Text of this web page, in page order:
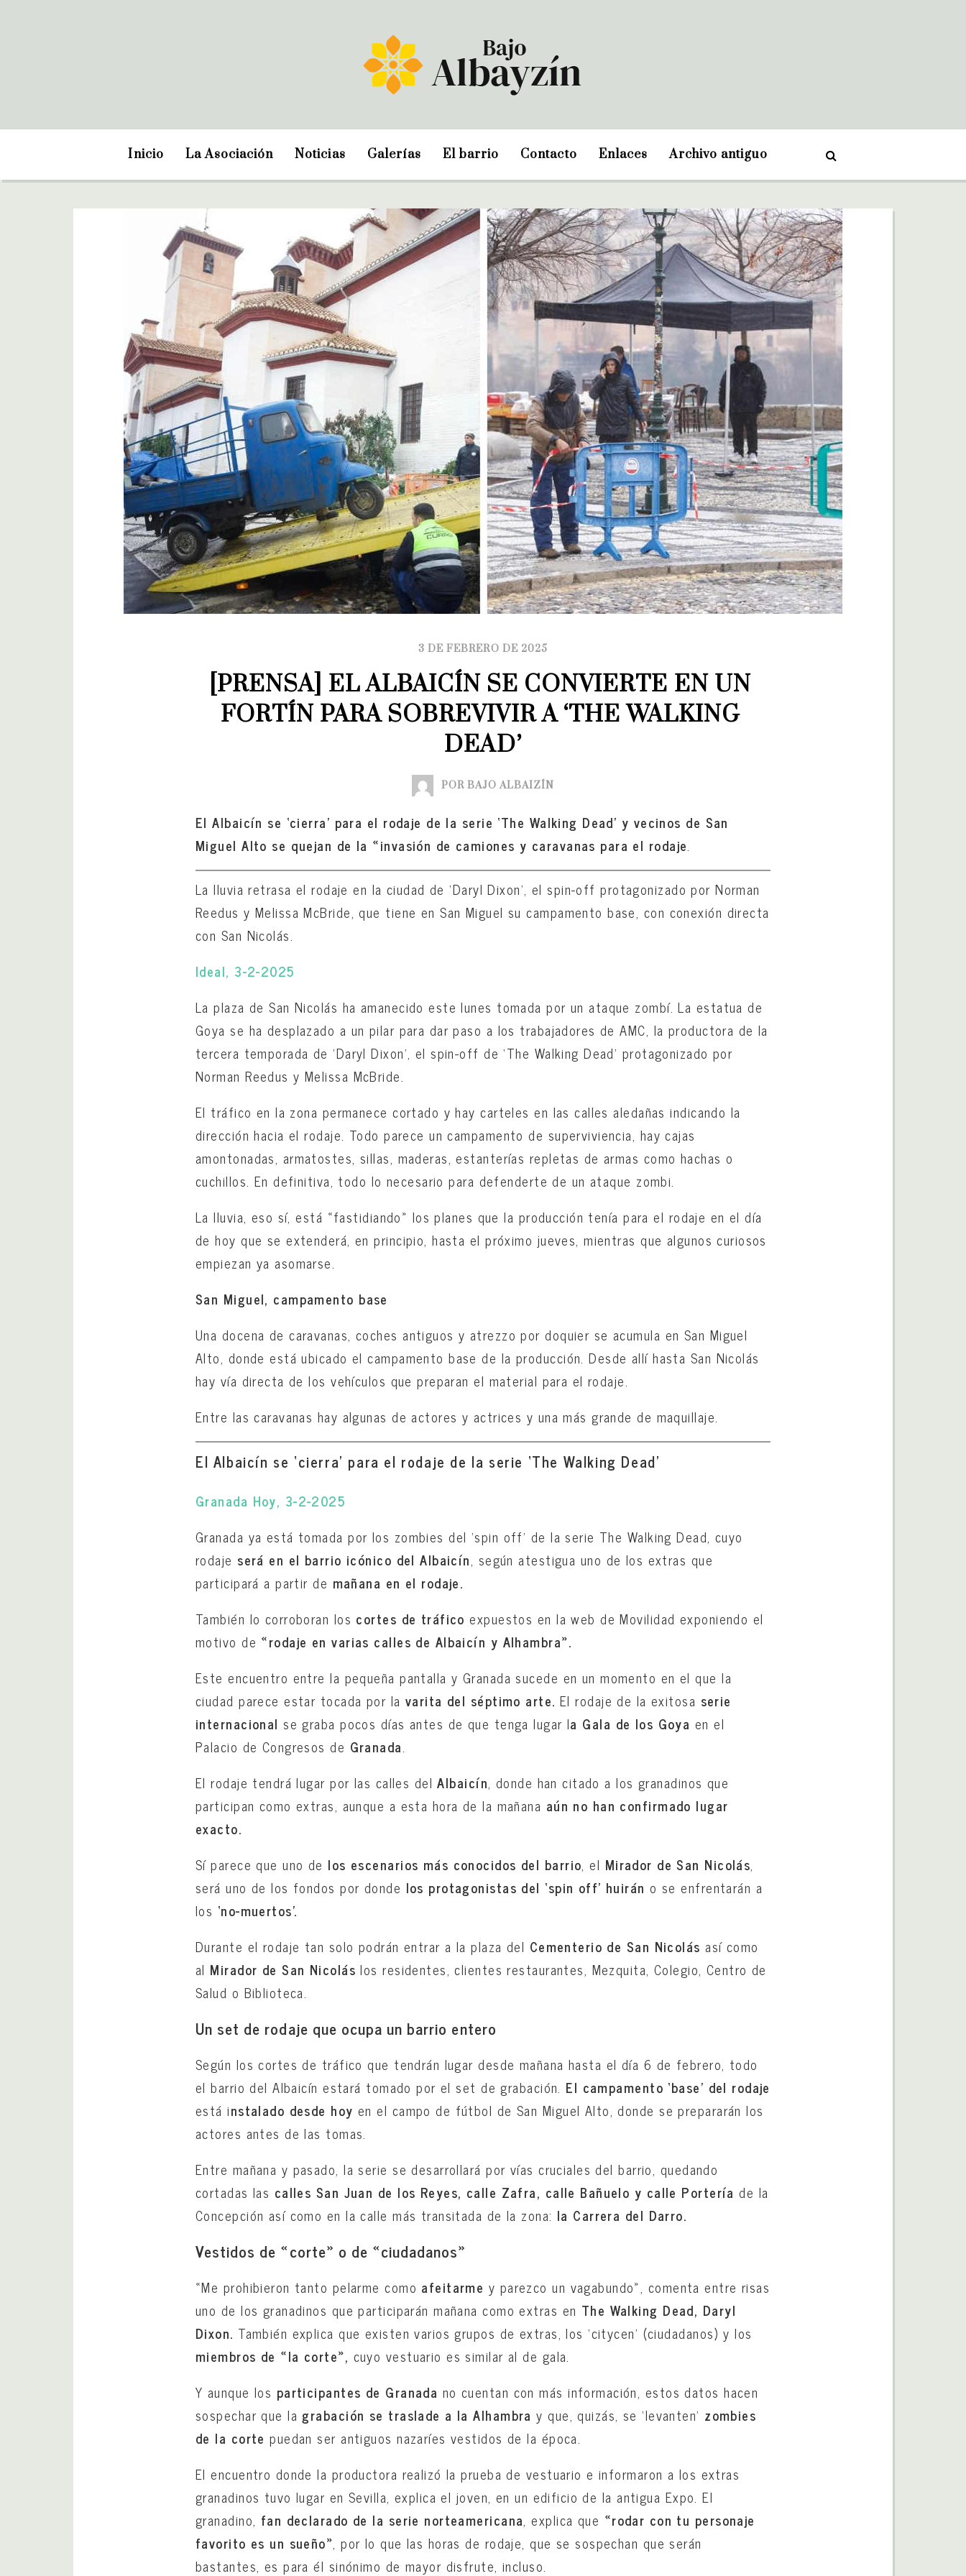
Inicio La Asociación Noticias Galerías El barrio Contacto Enlaces Archivo antiguo
3 DE FEBRERO DE 2025
[PRENSA] EL ALBAICÍN SE CONVIERTE EN UN
FORTÍN PARA SOBREVIVIR A ‘THE WALKING
DEAD’
POR BAJO ALBAIZÍN
El Albaicín se ‘cierra’ para el rodaje de la serie ‘The Walking Dead’ y vecinos de San
Miguel Alto se quejan de la «invasión de camiones y caravanas para el rodaje.
La lluvia retrasa el rodaje en la ciudad de ‘Daryl Dixon’, el spin-off protagonizado por Norman
Reedus y Melissa McBride, que tiene en San Miguel su campamento base, con conexión directa
con San Nicolás.
Ideal, 3-2-2025
La plaza de San Nicolás ha amanecido este lunes tomada por un ataque zombí. La estatua de
Goya se ha desplazado a un pilar para dar paso a los trabajadores de AMC, la productora de la
tercera temporada de ‘Daryl Dixon’, el spin-off de ‘The Walking Dead’ protagonizado por
Norman Reedus y Melissa McBride.
El tráfico en la zona permanece cortado y hay carteles en las calles aledañas indicando la
dirección hacia el rodaje. Todo parece un campamento de superviviencia, hay cajas
amontonadas, armatostes, sillas, maderas, estanterías repletas de armas como hachas o
cuchillos. En definitiva, todo lo necesario para defenderte de un ataque zombi.
La lluvia, eso sí, está «fastidiando» los planes que la producción tenía para el rodaje en el día
de hoy que se extenderá, en principio, hasta el próximo jueves, mientras que algunos curiosos
empiezan ya asomarse.
San Miguel, campamento base
Una docena de caravanas, coches antiguos y atrezzo por doquier se acumula en San Miguel
Alto, donde está ubicado el campamento base de la producción. Desde allí hasta San Nicolás
hay vía directa de los vehículos que preparan el material para el rodaje.
Entre las caravanas hay algunas de actores y actrices y una más grande de maquillaje.
El Albaicín se ‘cierra’ para el rodaje de la serie ‘The Walking Dead’
Granada Hoy, 3-2-2025
Granada ya está tomada por los zombies del ‘spin off’ de la serie The Walking Dead, cuyo
rodaje será en el barrio icónico del Albaicín, según atestigua uno de los extras que
participará a partir de mañana en el rodaje.
También lo corroboran los cortes de tráfico expuestos en la web de Movilidad exponiendo el
motivo de «rodaje en varias calles de Albaicín y Alhambra».
Este encuentro entre la pequeña pantalla y Granada sucede en un momento en el que la
ciudad parece estar tocada por la varita del séptimo arte. El rodaje de la exitosa serie
internacional se graba pocos días antes de que tenga lugar la Gala de los Goya en el
Palacio de Congresos de Granada.
El rodaje tendrá lugar por las calles delAlbaicín, donde han citado a los granadinos que
participan como extras, aunque a esta hora de la mañana aún no han confirmado lugar
exacto.
Sí parece que uno de los escenarios más conocidos del barrio, el Mirador de San Nicolás,
será uno de los fondos por donde los protagonistas del ‘spin off’ huirán o se enfrentarán a
los ‘no-muertos’.
Durante el rodaje tan solo podrán entrar a la plaza del Cementerio de San Nicolás así como
al Mirador de San Nicolás los residentes, clientes restaurantes, Mezquita, Colegio, Centro de
Salud o Biblioteca.
Un set de rodaje que ocupa un barrio entero
Según los cortes de tráfico que tendrán lugar desde mañana hasta el día 6 de febrero, todo
el barrio del Albaicín estará tomado por el set de grabación. El campamento ‘base’ del rodaje
está instalado desde hoyen el campo de fútbol de San Miguel Alto, donde se prepararán los
actores antes de las tomas.
Entre mañana y pasado, la serie se desarrollará por vías cruciales del barrio, quedando
cortadas las calles San Juan de los Reyes, calle Zafra, calle Bañuelo y calle Portería de la
Concepción así como en la calle más transitada de la zona: la Carrera del Darro.
Vestidos de «corte» o de «ciudadanos»
«Me prohibieron tanto pelarme como afeitarme y parezco un vagabundo», comenta entre risas
uno de los granadinos que participarán mañana como extras en The Walking Dead, Daryl
Dixon. También explica que existen varios grupos de extras, los ‘citycen’ (ciudadanos) y los
miembros de «la corte», cuyo vestuario es similar al de gala.
Y aunque los participantes de Granada no cuentan con más información, estos datos hacen
sospechar que la grabación se traslade a la Alhambra y que, quizás, se ‘levanten’ zombies
de la cortepuedan ser antiguos nazaríes vestidos de la época.
El encuentro donde la productora realizó la prueba de vestuario e informaron a los extras
granadinos tuvo lugar en Sevilla, explica el joven, en un edificio de la antigua Expo. El
granadino, fan declarado de la serie norteamericana, explica que «rodar con tu personaje
favorito es un sueño», por lo que las horas de rodaje, que se sospechan que serán
bastantes, es para él sinónimo de mayor disfrute, incluso.